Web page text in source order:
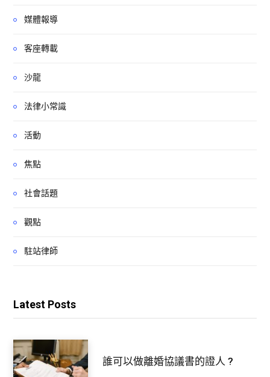
媒體報導
客座轉載
沙龍
法律小常識
活動
焦點
社會話題
觀點
駐站律師
Latest Posts
誰可以做離婚協議書的證人 ?